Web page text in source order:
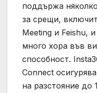
поддържа
за срещи,
Meeting и Feishu,
много хора във
способност.
Connect
на разстояние до